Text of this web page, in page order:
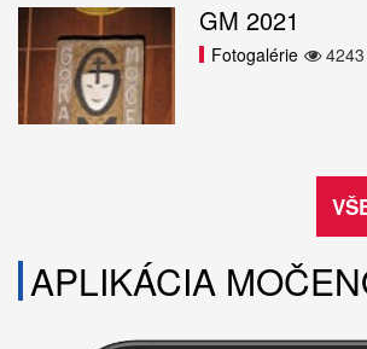
GM 2021
4243
Fotogalérie
APLIKÁCIA